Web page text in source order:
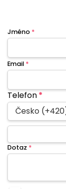
Jméno *
Email *
Telefon*
Česko
Dotaz *